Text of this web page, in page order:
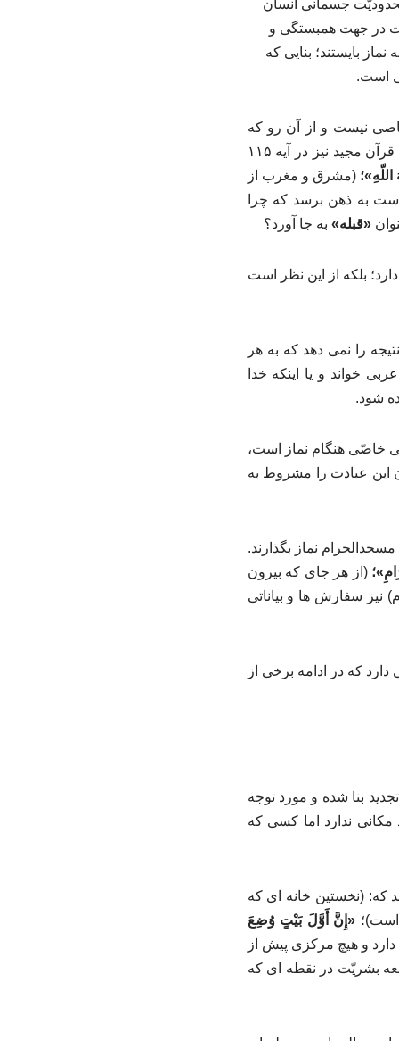
جسمانی انسان
در جهت همبستگی و
بایستند؛ بنایی که
است.
نیست و از آن رو که
وجودی مطلق و نامتناهی نیز هست، نمی توان جایی را تصوّر کرد که در آنجا حضور نداشته باشد. قرآن مجید نیز در آیه ۱۱۵
(مشرق و مغرب از
به ذهن برسد که چرا
«قبله» به جا آورد؟
بلکه از این نظر است
را نمی دهد که به هر
خواند و یا اینکه خدا
شود.
خاصّی هنگام نماز است،
این عبادت را مشروط به
نماز بگذارند.
(از هر جای که بیرون
نیز سفارش ها و بیاناتی
که در ادامه برخی از
بنا شده و مورد توجه
ندارد اما کسی که
نکته تأکید می کند که: (نخستین خانه ای که
«إِنَّ أَوَّلَ بَیْتٍ وُضِعَ
و هیچ مرکزی پیش از
بشریّت در نقطه‌ ای که